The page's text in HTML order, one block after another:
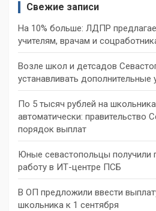
Свежие записи
На 10% больше: ЛДПР
учителям, врачам и
Возле школ и детсадов
устанавливать дополнительные
По 5 тысяч рублей на
автоматически: правительство
порядок выплат
Юные севастопольцы получили
работу в ИТ-центре ПСБ
В ОП предложили ввести
школьника к 1 сентября